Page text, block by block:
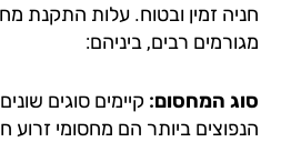
זמין ובטוח. עלות התקנת
רבים, ביניהם:
המחסום:קיימים סוגים שונים של
ביותר הם מחסומי זרוע